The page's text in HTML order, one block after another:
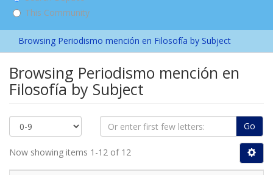
This Community
Browsing Periodismo mención en Filosofía by Subject
Browsing Periodismo mención en
Filosofía by Subject
Go
Now showing items 1-12 of 12